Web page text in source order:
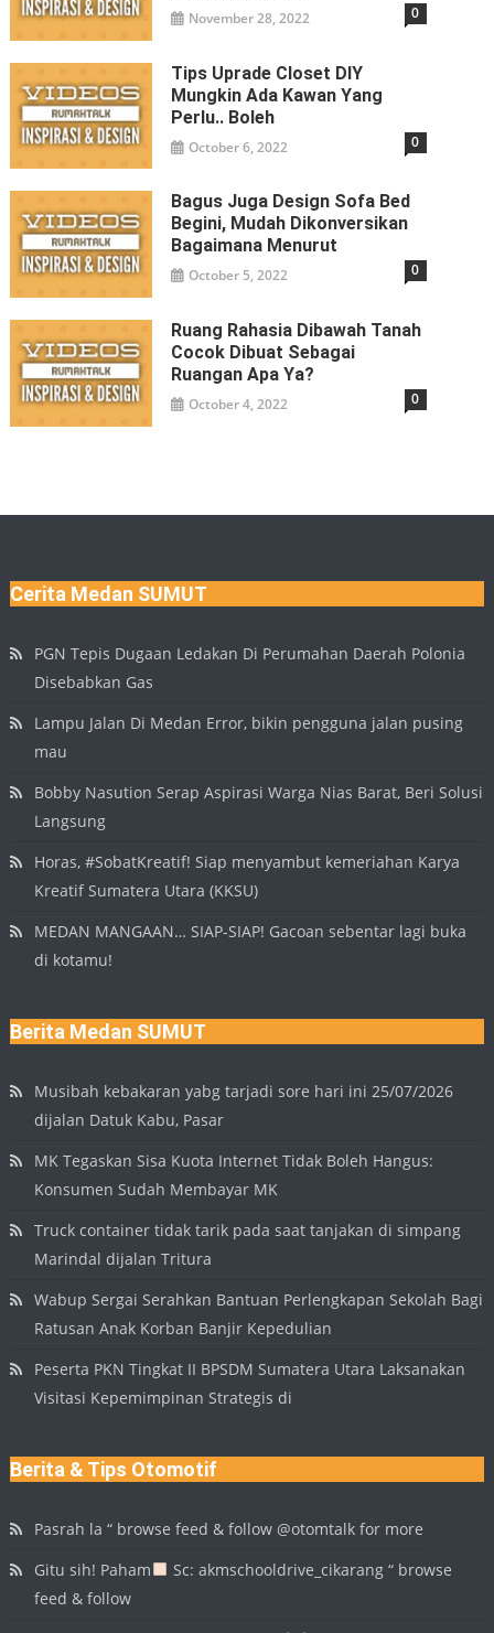
November 28, 2022 0
Tips Uprade Closet DIY
Mungkin Ada Kawan Yang
Perlu.. Boleh
October 6, 2022 0
Bagus Juga Design Sofa Bed
Begini, Mudah Dikonversikan
Bagaimana Menurut
October 5, 2022 0
Ruang Rahasia Dibawah Tanah
Cocok Dibuat Sebagai
Ruangan Apa Ya?
October 4, 2022 0
Cerita Medan SUMUT
PGN Tepis Dugaan Ledakan Di Perumahan Daerah Polonia
Disebabkan Gas
Lampu Jalan Di Medan Error, bikin pengguna jalan pusing
mau
Bobby Nasution Serap Aspirasi Warga Nias Barat, Beri Solusi
Langsung
Horas, #SobatKreatif! Siap menyambut kemeriahan Karya
Kreatif Sumatera Utara (KKSU)
MEDAN MANGAAN… SIAP-SIAP! Gacoan sebentar lagi buka
di kotamu!
Berita Medan SUMUT
Musibah kebakaran yabg tarjadi sore hari ini 25/07/2026
dijalan Datuk Kabu, Pasar
MK Tegaskan Sisa Kuota Internet Tidak Boleh Hangus:
Konsumen Sudah Membayar MK
Truck container tidak tarik pada saat tanjakan di simpang
Marindal dijalan Tritura
Wabup Sergai Serahkan Bantuan Perlengkapan Sekolah Bagi
Ratusan Anak Korban Banjir Kepedulian
Peserta PKN Tingkat II BPSDM Sumatera Utara Laksanakan
Visitasi Kepemimpinan Strategis di
Berita & Tips Otomotif
Pasrah la “ browse feed & follow @otomtalk for more
Gitu sih! Paham
Sc: akmschooldrive_cikarang “ browse
feed & follow